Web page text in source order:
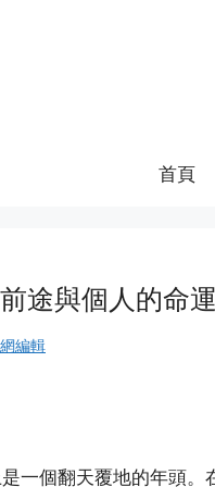
首頁
途與個人的命
編輯
一個翻天覆地的年頭